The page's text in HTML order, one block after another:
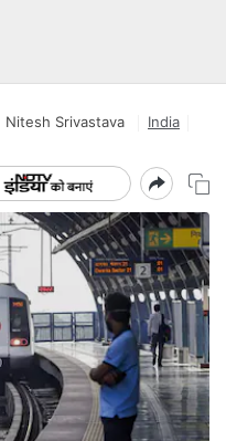
Nitesh Srivastava
India